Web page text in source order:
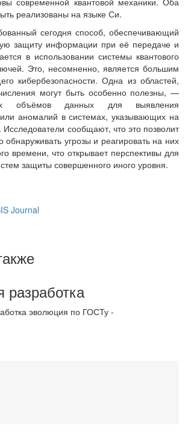
реализованы на языке Си.
сегодня способ, обеспечивающий
защиту информации при её передаче и
в использовании системы квантового
Это, несомненно, является большим
кибербезопасности. Одна из областей,
могут быть особенно полезны, —
объёмов данных для выявления
аномалий в системах, указывающих на
Исследователи сообщают, что это позволит
угрозы и реагировать на них
времени, что открывает перспективы для
защиты совершенного иного уровня.
Journal
разработка
эволюция по ГОСТу -